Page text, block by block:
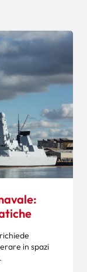
in spazi